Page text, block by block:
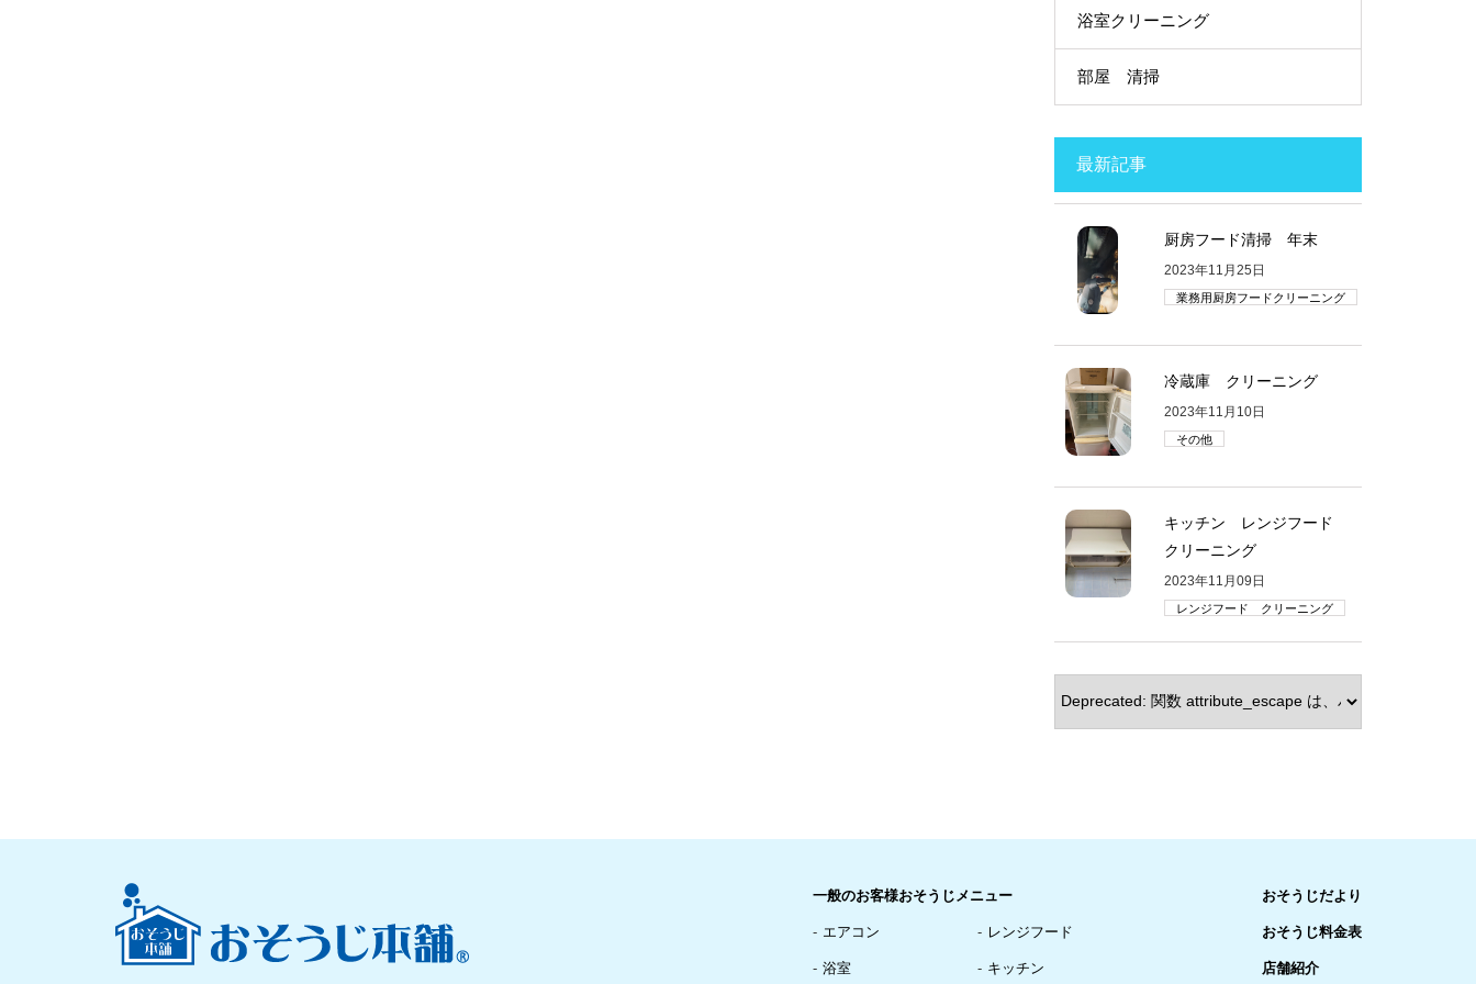
浴室クリーニング
部屋 清掃
最新記事
厨房フード清掃 年末
2023年11月25日
業務用厨房フードクリーニング
冷蔵庫 クリーニング
2023年11月10日
その他
キッチン レンジフード
クリーニング
2023年11月09日
レンジフード クリーニング
一般のお客様おそうじメニュー
エアコン レンジフード
浴室 キッチン
おそうじだより
おそうじ料金表
店舗紹介